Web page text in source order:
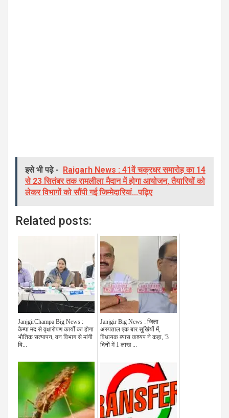
इसे भी पढ़े -
Raigarh News : 41वें चक्रधर समारोह का 14
से 23 सितंबर तक रामलीला मैदान में होगा आयोजन, तैयारियों को
लेकर विभागों को सौंपी गई जिम्मेदारियां...पढ़िए
Related posts:
JanjgirChampa Big News :
कैम्पा मद से वृक्षारोपण कार्यों का होगा
भौतिक सत्यापन, वन विभाग से मांगी
वि...
Janjgir Big News : जिला
अस्पताल एक बार सुर्खियों में,
विधायक ब्यास कश्यप ने कहा, '3
दिनों में 1 लाख ...